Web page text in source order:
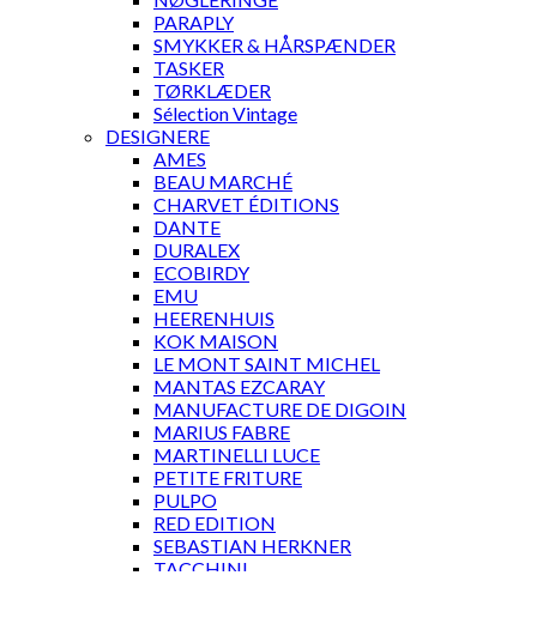
PARAPLY
SMYKKER & HÅRSPÆNDER
TASKER
TØRKLÆDER
Sélection Vintage
DESIGNERE
AMES
BEAU MARCHÉ
CHARVET ÉDITIONS
DANTE
DURALEX
ECOBIRDY
EMU
HEERENHUIS
KOK MAISON
LE MONT SAINT MICHEL
MANTAS EZCARAY
MANUFACTURE DE DIGOIN
MARIUS FABRE
MARTINELLI LUCE
PETITE FRITURE
PULPO
RED EDITION
SEBASTIAN HERKNER
TACCHINI